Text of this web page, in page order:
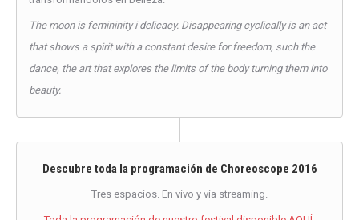
The moon is femininity i delicacy. Disappearing cyclically is an act
that shows a spirit with a constant desire for freedom, such the
dance, the art that explores the limits of the body turning them into
beauty.
Descubre toda la programación de Choreoscope 2016
Tres espacios. En vivo y vía streaming.